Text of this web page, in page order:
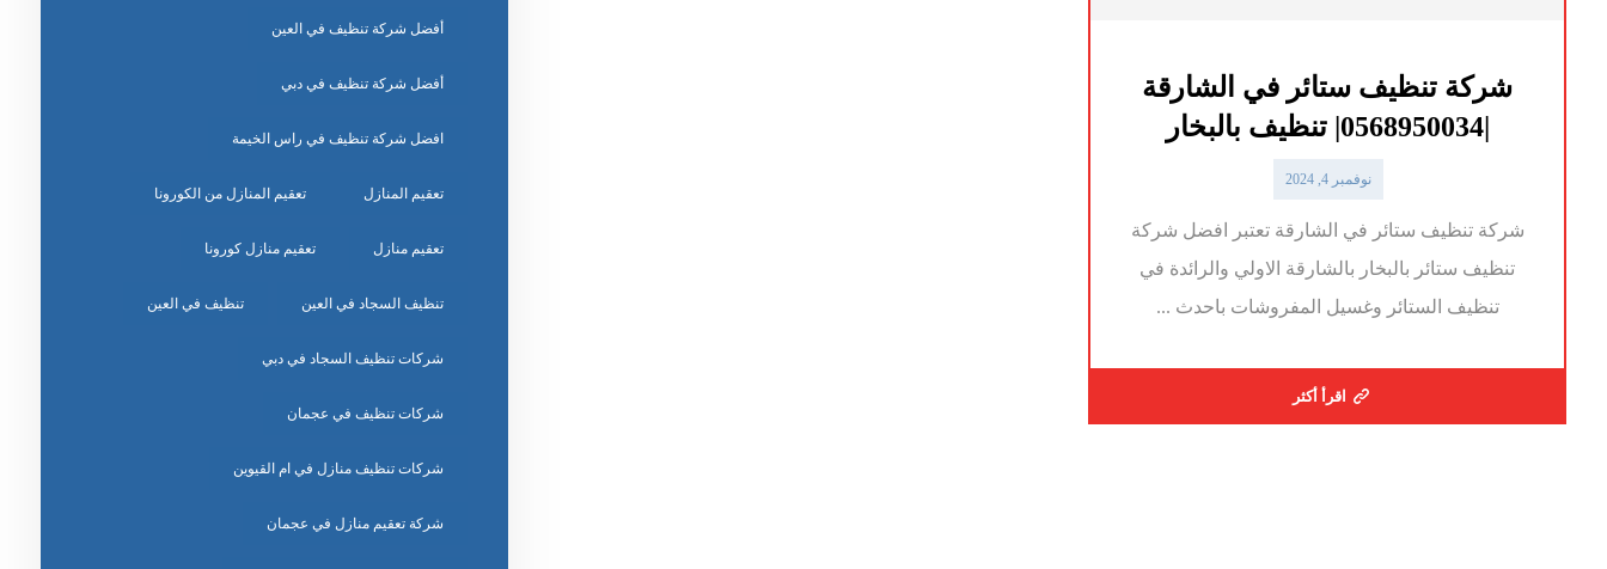
شركة تنظيف ستائر في الشارقة
|0568950034| تنظيف بالبخار
نوفمبر 4, 2024
شركة تنظيف ستائر في الشارقة تعتبر افضل شركة
تنظيف ستائر بالبخار بالشارقة الاولي والرائدة في
تنظيف الستائر وغسيل المفروشات باحدث ...
اقرأ أكثر
أفضل شركة تنظيف في العين
أفضل شركة تنظيف في دبي
افضل شركة تنظيف في راس الخيمة
تعقيم المنازل تعقيم المنازل من الكورونا
تعقيم منازل تعقيم منازل كورونا
تنظيف السجاد في العين تنظيف في العين
شركات تنظيف السجاد في دبي
شركات تنظيف في عجمان
شركات تنظيف منازل في ام القيوين
شركة تعقيم منازل في عجمان